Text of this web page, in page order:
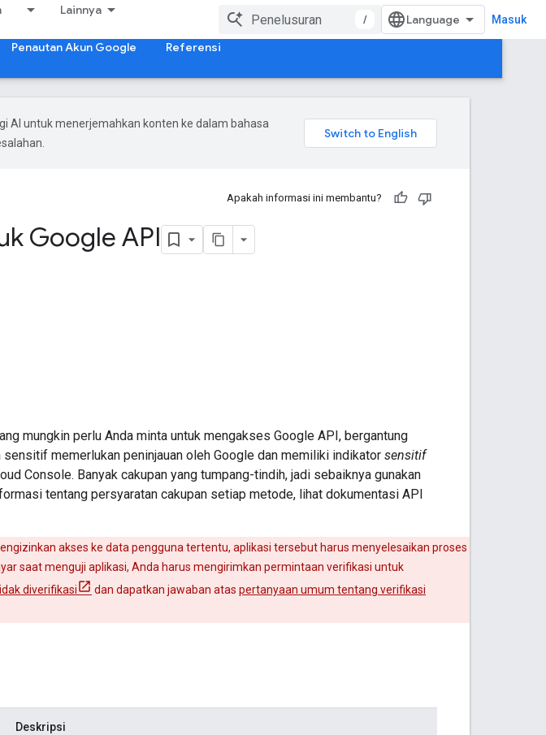
Lainnya
/ Masuk
Penautan Akun Google Referensi
AI untuk menerjemahkan konten ke dalam bahasa
Apakah informasi ini membantu?
Google API
mungkin perlu Anda minta untuk mengakses Google API, bergantung
sensitif memerlukan peninjauan oleh Google dan memiliki indikator sensitif
Console. Banyak cakupan yang tumpang-tindih, jadi sebaiknya gunakan
tentang persyaratan cakupan setiap metode, lihat dokumentasi API
akses ke data pengguna tertentu, aplikasi tersebut harus menyelesaikan proses
saat menguji aplikasi, Anda harus mengirimkan permintaan verifikasi untuk
diverifikasi dan dapatkan jawaban atas pertanyaan umum tentang verifikasi
Deskripsi